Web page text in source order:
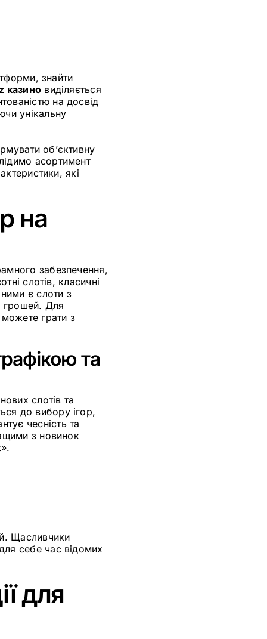
знайти
казино виділяється
на досвід
унікальну
об’єктивну
асортимент
які
на
забезпечення,
слотів, класичні
є слоти з
грошей. Для
можете грати з
та
слотів та
до вибору ігор,
чесність та
з новинок
Щасливчики
себе час відомих
для